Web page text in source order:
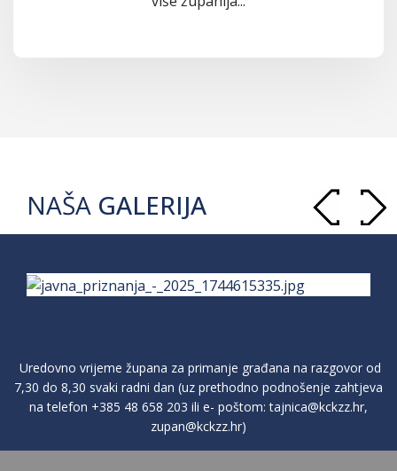
NAŠA GALERIJA
Uredovno vrijeme župana za primanje građana na razgovor od
7,30 do 8,30 svaki radni dan (uz prethodno podnošenje zahtjeva
na telefon +385 48 658 203 ili e- poštom:tajnica@kckzz.hr,
zupan@kckzz.hr)